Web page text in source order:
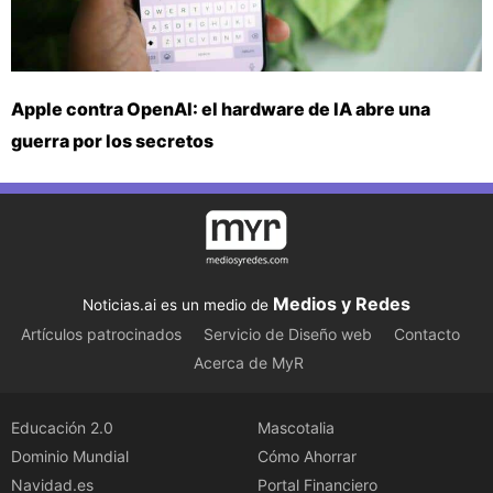
Apple contra OpenAI: el hardware de IA abre una
guerra por los secretos
Noticias.ai es un medio de Medios y Redes
Artículos patrocinados Servicio de Diseño web
Contacto
Acerca de MyR
Educación 2.0
Dominio Mundial
Navidad.es
Mascotalia
Cómo Ahorrar
Portal Financiero